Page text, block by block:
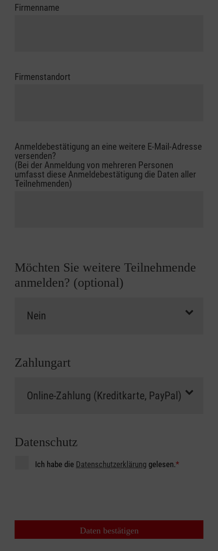
Firmenname
Firmenstandort
Anmeldebestätigung an eine weitere E-Mail-Adresse
versenden?
(Bei der Anmeldung von mehreren Personen
umfasst diese Anmeldebestätigung die Daten aller
Teilnehmenden)
Möchten Sie weitere Teilnehmende
anmelden? (optional)
Zahlungart
Datenschutz
Ich habe die Datenschutzerklärung gelesen.*
Daten bestätigen